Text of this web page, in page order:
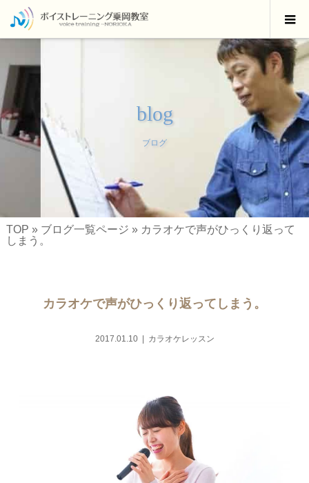
blog
ブログ
TOP » ブログ一覧ページ » カラオケで声がひっくり返って
しまう。
カラオケで声がひっくり返ってしまう。
2017.01.10 カラオケレッスン